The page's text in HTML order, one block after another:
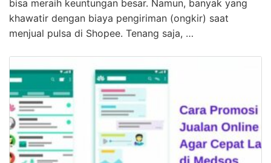
Kamu Ketahui
KLIK DISINI UNTUK DOWNLOAD PANDUAN AFFILIATE
MARKETING >>> Tips Sukses Jualan Pulsa di Shopee
Tanpa Khawatir Ongkir! Jualan pulsa online di Shopee
dapat menjadi peluang bisnis yang menarik. Selain
memiliki pelanggan potensial yang banyak, Anda juga
bisa meraih keuntungan besar. Namun, banyak yang
khawatir dengan biaya pengiriman (ongkir) saat
menjual pulsa di Shopee. Tenang saja, …